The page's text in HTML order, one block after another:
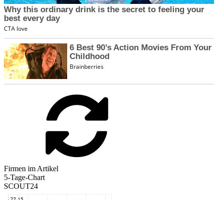
Firmen im Artikel
5-Tage-Chart
SCOUT24